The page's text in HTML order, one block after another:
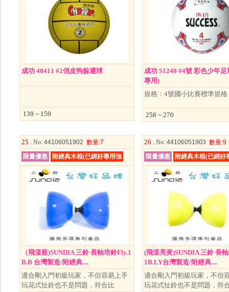
成功 40411 #2俏皮狗躲避球
139 ~ 159
成功 S1240 #4號 彩色少年足
專用)
規格：4號國小比賽標準規格
258 ~ 270
25 . No: 44106051902 數量:7
限量優惠
附經典木棍(已綁好專用強
（飛漾藍)SUNDIA 三鈴 長軸培鈴Fly.1
B.B 台灣製造/附經典....
適合剛入門初級玩家，不但容易上手
玩花式扯鈴也不是問題，符合比
26 . No: 44106051903 數量:9
限量優惠
附經典木棍(已綁好
(飛漾亮黃)SUNDIA 三鈴 長
1B.LY台灣製造/附經典....
適合剛入門初級玩家，不但
玩花式扯鈴也不是問題，符